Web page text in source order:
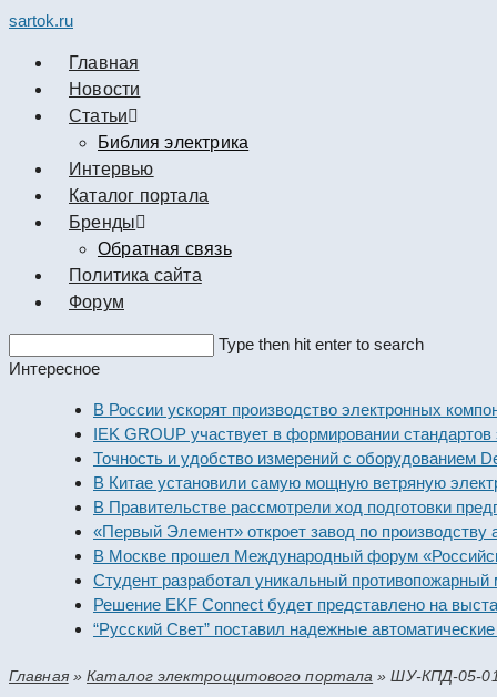
sartok.ru
Главная
Новости
Cтатьи
Библия электрика
Интервью
Каталог портала
Бренды
Обратная связь
Политика сайта
Форум
this
Type then hit enter to search
Интересное
В России ускорят производство электронных
IEK GROUP участвует в формировании стандартов
Точность и удобство измерений с оборудованием
В Китае установили самую мощную ветряную
В Правительстве рассмотрели ход подготовки
«Первый Элемент» откроет завод по производству
В Москве прошел Международный форум «Российская
Студент разработал уникальный противопожарный
Решение EKF Connect будет представлено на
“Русский Свет” поставил надежные автоматические
Главная»Каталог электрощитового портала »ШУ-КПД-05-